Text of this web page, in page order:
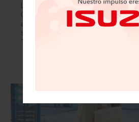
La armadora alemana Mercedes-
Guadalajara dieron el
autobuses Urviabus G3,
servirán para el transporte
Tequila, con la…